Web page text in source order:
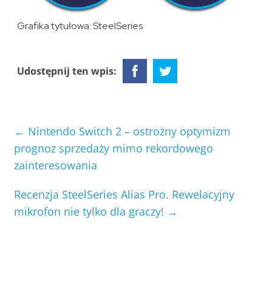
Grafika tytułowa: SteelSeries
Udostępnij ten wpis:
← Nintendo Switch 2 – ostrożny optymizm
prognoz sprzedaży mimo rekordowego
zainteresowania
Recenzja SteelSeries Alias Pro. Rewelacyjny
mikrofon nie tylko dla graczy! →